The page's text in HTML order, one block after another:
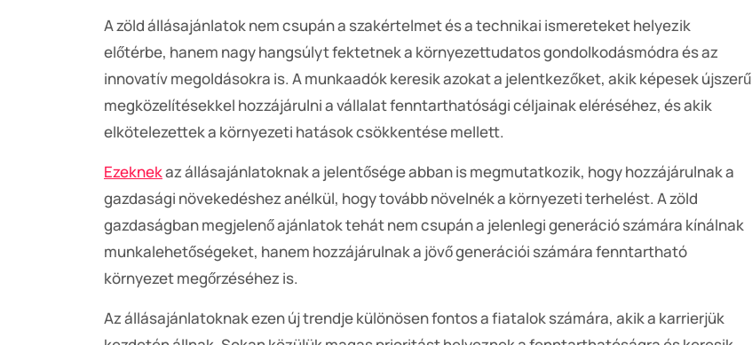
A zöld állásajánlatok nem csupán a szakértelmet és a technikai ismereteket helyezik
előtérbe, hanem nagy hangsúlyt fektetnek a környezettudatos gondolkodásmódra és az
innovatív megoldásokra is. A munkaadók keresik azokat a jelentkezőket, akik képesek újszerű
megközelítésekkel hozzájárulni a vállalat fenntarthatósági céljainak eléréséhez, és akik
elkötelezettek a környezeti hatások csökkentése mellett.
Ezeknekaz állásajánlatoknak a jelentősége abban is megmutatkozik, hogy hozzájárulnak a
gazdasági növekedéshez anélkül, hogy tovább növelnék a környezeti terhelést. A zöld
gazdaságban megjelenő ajánlatok tehát nem csupán a jelenlegi generáció számára kínálnak
munkalehetőségeket, hanem hozzájárulnak a jövő generációi számára fenntartható
környezet megőrzéséhez is.
Az állásajánlatoknak ezen új trendje különösen fontos a fiatalok számára, akik a karrierjük